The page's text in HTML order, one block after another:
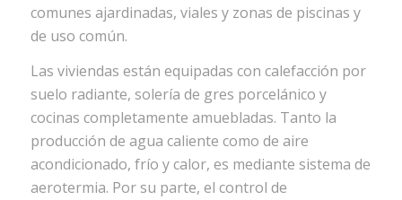
comunes ajardinadas, viales y zonas de piscinas y
de uso común.
Las viviendas están equipadas con calefacción por
suelo radiante, solería de gres porcelánico y
cocinas completamente amuebladas. Tanto la
producción de agua caliente como de aire
acondicionado, frío y calor, es mediante sistema de
aerotermia. Por su parte, el control de